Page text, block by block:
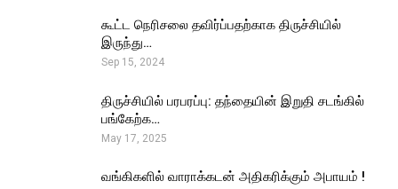
கூட்ட நெரிசலை தவிர்ப்பதற்காக திருச்சியில்
இருந்து…
Sep 15, 2024
திருச்சியில் பரபரப்பு: தந்தையின் இறுதி சடங்கில்
பங்கேற்க…
May 17, 2025
வங்கிகளில் வாராக்கடன் அதிகரிக்கும் அபாயம் !